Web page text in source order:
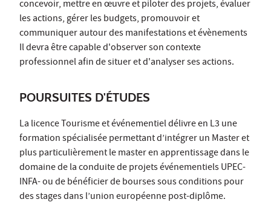
concevoir, mettre en œuvre et piloter des projets, évaluer
les actions, gérer les budgets, promouvoir et
communiquer autour des manifestations et évènements
Il devra être capable d'observer son contexte
professionnel afin de situer et d'analyser ses actions.
POURSUITES D'ÉTUDES
La licence Tourisme et événementiel délivre en L3 une
formation spécialisée permettant d’intégrer un Master et
plus particulièrement le master en apprentissage dans le
domaine de la conduite de projets événementiels UPEC-
INFA- ou de bénéficier de bourses sous conditions pour
des stages dans l’union européenne post-diplôme.